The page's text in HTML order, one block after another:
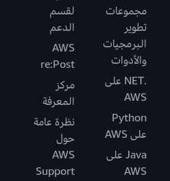
مجموعات
تطوير
البرمجيات
والأدوات
.NET على
AWS
Python
على AWS
Java على
AWS
لقسم
الدعم
AWS
re:Post
مركز
المعرفة
نظرة عامة
حول
AWS
Support